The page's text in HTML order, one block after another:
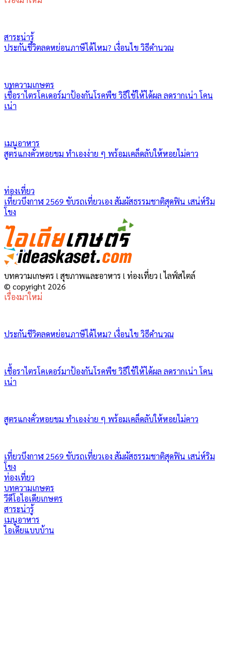
สาระน่ารู้
ประกันชีวิตลดหย่อนภาษีได้ไหม? เงื่อนไข วิธีคำนวณ
บทความเกษตร
เชื้อราไตรโคเดอร์มาป้องกันโรคพืช วิธีใช้ให้ได้ผล ลดรากเน่า โคน
เน่า
เมนูอาหาร
สูตรแกงคั่วหอยขม ทำเองง่าย ๆ พร้อมเคล็ดลับให้หอยไม่คาว
ท่องเที่ยว
เที่ยวบึงกาฬ 2569 ขับรถเที่ยวเอง สัมผัสธรรมชาติสุดฟิน เสน่ห์ริม
โขง
บทความเกษตร l สุขภาพและอาหาร l ท่องเที่ยว l ไลฟ์สไตล์
© copyright 2026
เรื่องมาใหม่
ประกันชีวิตลดหย่อนภาษีได้ไหม? เงื่อนไข วิธีคำนวณ
เชื้อราไตรโคเดอร์มาป้องกันโรคพืช วิธีใช้ให้ได้ผล ลดรากเน่า โคน
เน่า
สูตรแกงคั่วหอยขม ทำเองง่าย ๆ พร้อมเคล็ดลับให้หอยไม่คาว
เที่ยวบึงกาฬ 2569 ขับรถเที่ยวเอง สัมผัสธรรมชาติสุดฟิน เสน่ห์ริม
โขง
ท่องเที่ยว
บทความเกษตร
วีดีโอไอเดียเกษตร
สาระน่ารู้
เมนูอาหาร
ไอเดียแบบบ้าน